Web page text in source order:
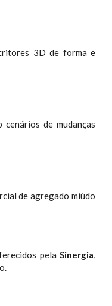
3D de forma e
de mudanças
de agregado miúdo
pela Sinergia